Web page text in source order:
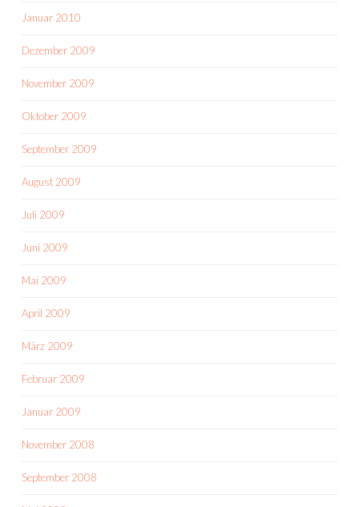
Januar 2010
Dezember 2009
November 2009
Oktober 2009
September 2009
August 2009
Juli 2009
Juni 2009
Mai 2009
April 2009
März 2009
Februar 2009
Januar 2009
November 2008
September 2008